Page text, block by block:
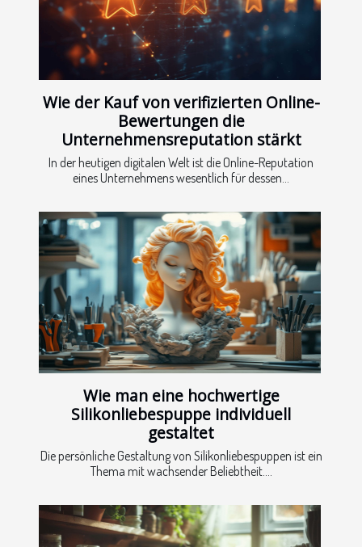
Wie der Kauf von verifizierten Online-
Bewertungen die
Unternehmensreputation stärkt
In der heutigen digitalen Welt ist die Online-Reputation
eines Unternehmens wesentlich für dessen...
Wie man eine hochwertige
Silikonliebespuppe individuell
gestaltet
Die persönliche Gestaltung von Silikonliebespuppen ist ein
Thema mit wachsender Beliebtheit....